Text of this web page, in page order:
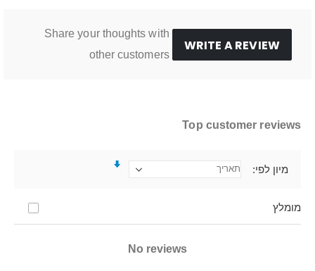
WRITE A REVIEW
Share your thoughts with
other customers
Top customer reviews
מומלץ
מיון לפי
No reviews